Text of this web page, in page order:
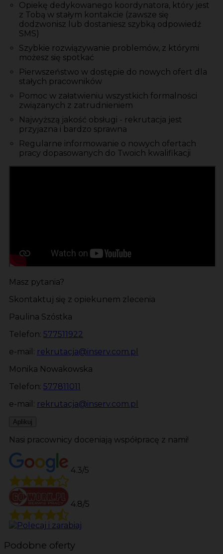
Opiekę dedykowanego koordynatora, który jest
z Tobą w stałym kontakcie (zawsze się
dodzwonisz lub dostaniesz szybką odpowiedź
SMS)
Szybkie rozwiązywanie problemów, z którymi
możesz się spotkać
Pierwszeństwo w dostępie do nowych ofert dla
stałych pracowników
Pomoc w załatwieniu wszystkich formalności
związanych z zatrudnieniem
Najwyższą jakość obsługi - rekrutacja jest
przyjazna i bardzo sprawna
Regularne informowanie o nowych ofertach
pracy dopasowanych do Twoich kwalifikacji
Masz pytania?
Skontaktuj się z opiekunem zlecenia
Paulina Szóstka
Telefon: 577511922
e-mail: rekrutacja@inserv.com.pl
Monika Nowakowska
Telefon: 577811011
e-mail: rekrutacja@inserv.com.pl
Aplikuj
Nasi pracownicy doceniają współpracę z nami!
4.3/5
4.8/5
Podobne oferty